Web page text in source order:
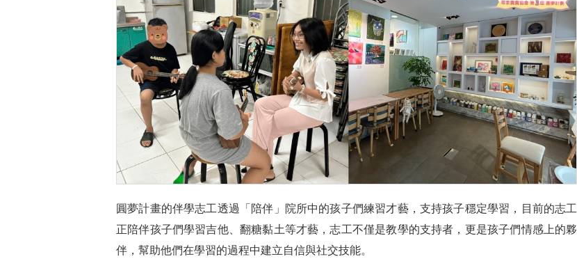
圓夢計畫的伴學志工透過「陪伴」院所中的孩子們練習才藝，支持孩子穩定學習，目前的志工
正陪伴孩子們學習吉他、翻糖黏土等才藝，志工不僅是教學的支持者，更是孩子們情感上的夥
伴，幫助他們在學習的過程中建立自信與社交技能。